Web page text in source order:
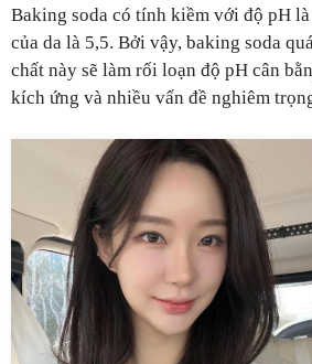
Baking soda có tính kiềm với độ pH
của da là 5,5. Bởi vậy, baking soda
chất này sẽ làm rối loạn độ pH cân
kích ứng và nhiều vấn đề nghiêm